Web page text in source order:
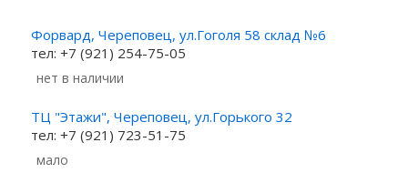
Форвард, Череповец, ул.Гоголя 58 склад №6
тел: +7 (921) 254-75-05
Нет в наличии
ТЦ "Этажи", Череповец, ул.Горького 32
тел: +7 (921) 723-51-75
Мало